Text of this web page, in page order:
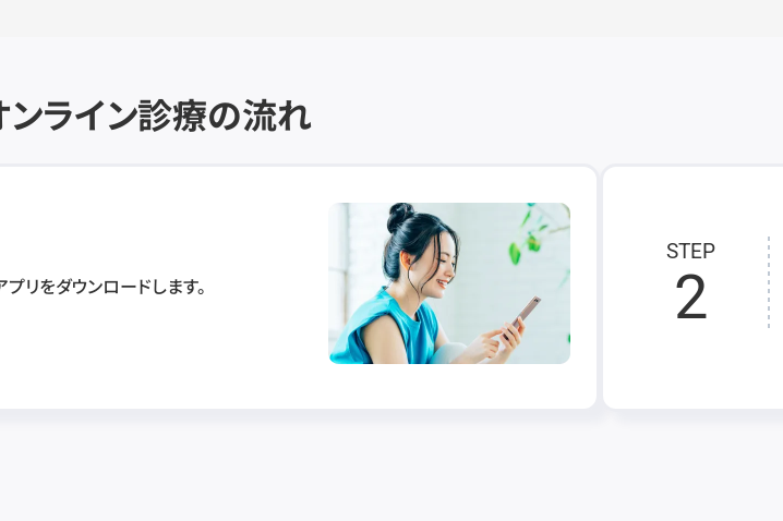
ンライン診療の流れ
リをダウンロードします。
STEP
2